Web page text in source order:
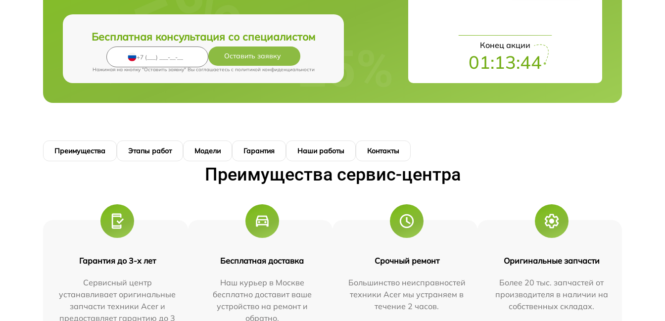
Бесплатная консультация со специалистом
Оставить заявку
Нажимая на кнопку "Оставить заявку" Вы соглашаетесь c политикой конфиденциальности
Конец акции
01:13:43
Преимущества Этапы работ Модели Гарантия Наши работы Контакты
Преимущества сервис-центра
Гарантия до 3-х лет
Сервисный центр
устанавливает оригинальные
запчасти техники Acer и
предоставляет гарантию до 3
Бесплатная доставка
Наш курьер в Москве
бесплатно доставит ваше
устройство на ремонт и
обратно.
Срочный ремонт
Большинство неисправностей
техники Acer мы устраняем в
течение 2 часов.
Оригинальные запчасти
Более 20 тыс. запчастей от
производителя в наличии на
собственных складах.